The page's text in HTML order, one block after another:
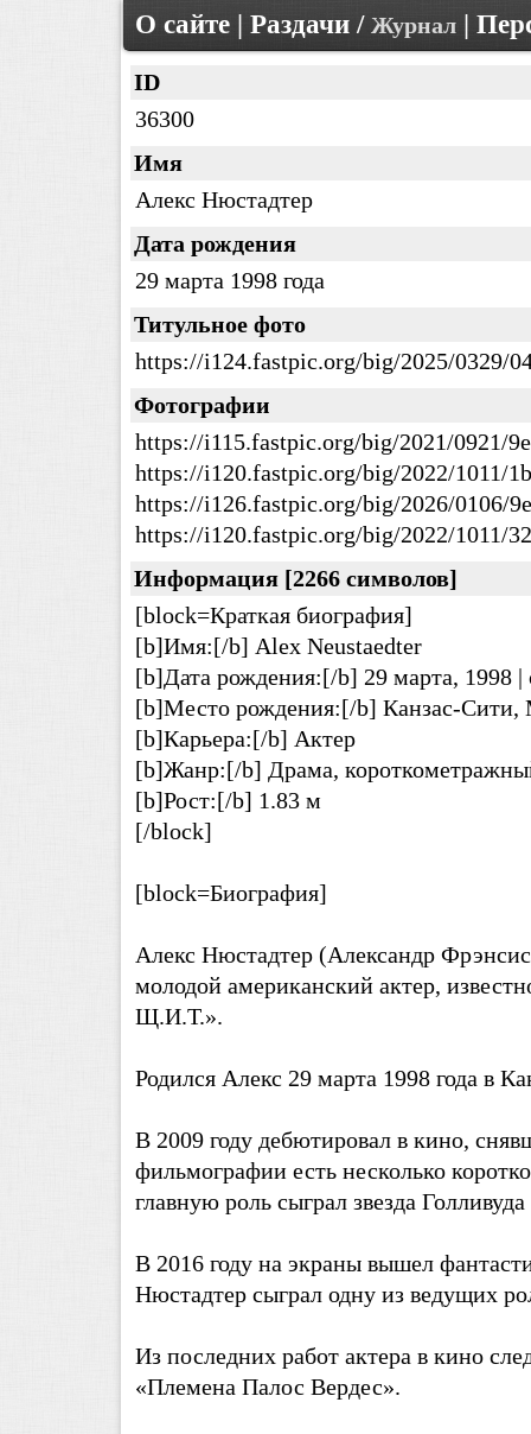
О сайте | Раздачи / Журнал |
ID
36300
Имя
Алекс Нюстадтер
Дата рождения
29 марта 1998 года
Титульное фото
https://i124.fastpic.org/big/2025/0329/
Фотографии
https://i115.fastpic.org/big/2021/0921/
https://i120.fastpic.org/big/2022/1011/
https://i126.fastpic.org/big/2026/0106/
https://i120.fastpic.org/big/2022/1011/
Информация [2266 символов]
[block=Краткая биография]
[b]Имя:[/b] Alex Neustaedter
[b]Дата рождения:[/b] 29 марта, 1998 |
[b]Место рождения:[/b] Канзас-
[b]Карьера:[/b] Актер
[b]Жанр:[/b] Драма,
[b]Рост:[/b] 1.83 м
[/block]
[block=Биография]
Алекс Нюстадтер (Александр
молодой американский актер,
Щ.И.Т.».
Родился Алекс 29 марта 1998 года в
В 2009 году дебютировал в кино,
фильмографии есть несколько
главную роль сыграл звезда
В 2016 году на экраны вышел
Нюстадтер сыграл одну из ведущих
Из последних работ актера в кино
«Племена Палос Вердес».